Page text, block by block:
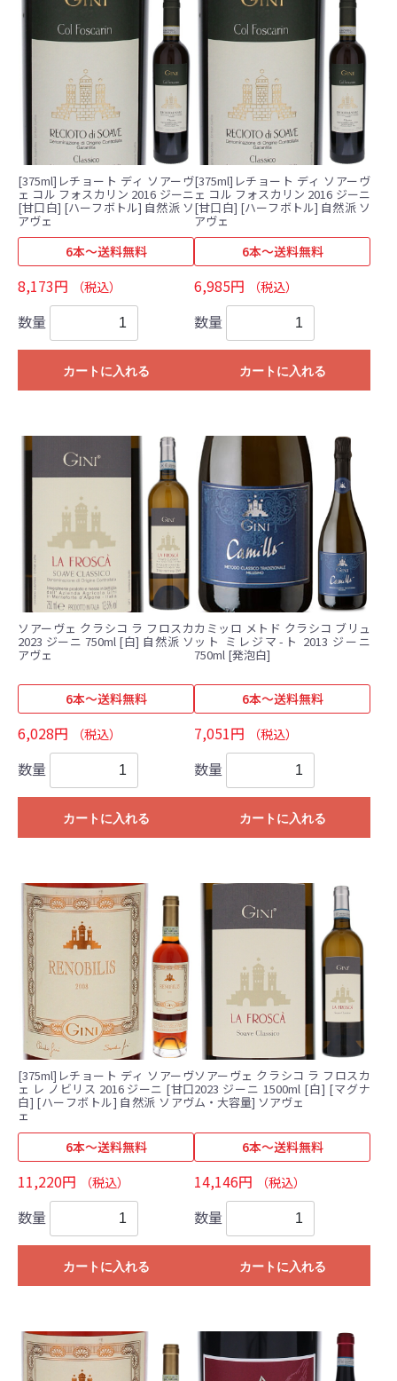
[375ml]レチョート ディ ソアーヴ
ェ コル フォスカリン 2016 ジーニ
[甘口白] [ハーフボトル] 自然派 ソ
アヴェ
6本～送料無料
8,173円 （税込）
数量
カートに入れる
[375ml]レチョート ディ ソアーヴ
ェ コル フォスカリン 2016 ジーニ
[甘口白] [ハーフボトル] 自然派 ソ
アヴェ
6本～送料無料
6,985円 （税込）
数量
カートに入れる
ソアーヴェ クラシコ ラ フロスカ
2023 ジーニ 750ml [白] 自然派 ソ
アヴェ
6本～送料無料
6,028円 （税込）
数量
カートに入れる
カミッロ メトド クラシコ ブリュ
ット ミレジマ-ト 2013 ジーニ
750ml [発泡白]
6本～送料無料
7,051円 （税込）
数量
カートに入れる
[375ml]レチョート ディ ソアーヴ
ェ レ ノビリス 2016 ジーニ [甘口
白] [ハーフボトル] 自然派 ソアヴ
ェ
6本～送料無料
11,220円 （税込）
数量
カートに入れる
ソアーヴェ クラシコ ラ フロスカ
2023 ジーニ 1500ml [白] [マグナ
ム・大容量] ソアヴェ
6本～送料無料
14,146円 （税込）
数量
カートに入れる